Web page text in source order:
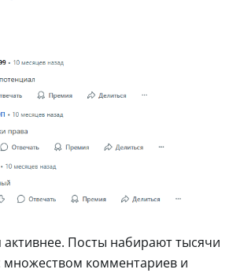
активнее. Посты набирают тысячи
множеством комментариев и